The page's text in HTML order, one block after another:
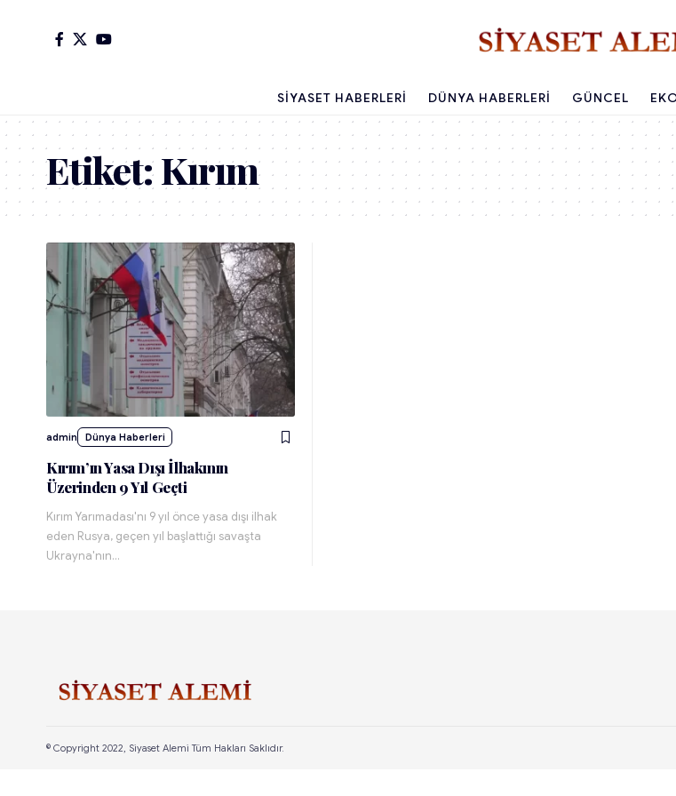
SIYASET HABERLERI DÜNYA HABERLERI GÜNCEL
Etiket:Kırım
admin Dünya Haberleri
Kırım’ın Yasa Dışı İlhakının
Üzerinden 9 Yıl Geçti
Kırım Yarımadası'nı 9 yıl önce yasa dışı ilhak
eden Rusya, geçen yıl başlattığı savaşta
Ukrayna'nın…
© Copyright 2022, Siyaset Alemi Tüm Hakları Saklıdır.